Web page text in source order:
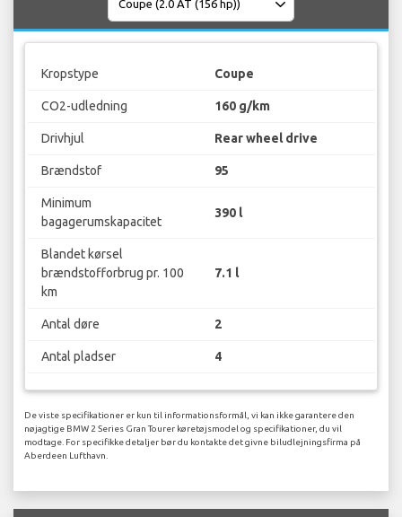
Kropstype Coupe
CO2-udledning 160 g/km
Drivhjul Rear wheel drive
Brændstof 95
Minimum
bagagerumskapacitet
390 l
Blandet kørsel
brændstofforbrug pr. 100
km
7.1 l
Antal døre 2
Antal pladser 4
De viste specifikationer er kun til informationsformål, vi kan ikke garantere den
nøjagtige BMW 2 Series Gran Tourer køretøjsmodel og specifikationer, du vil
modtage. For specifikke detaljer bør du kontakte det givne biludlejningsfirma på
Aberdeen Lufthavn.